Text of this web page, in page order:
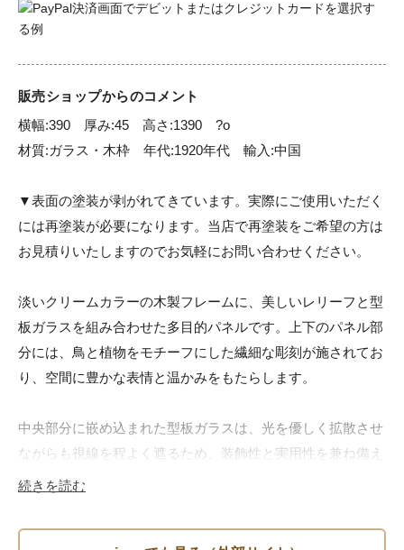
販売ショップからのコメント
横幅:390　厚み:45　高さ:1390　?o
材質:ガラス・木枠　年代:1920年代　輸入:中国
▼表面の塗装が剥がれてきています。実際にご使用いただく
には再塗装が必要になります。当店で再塗装をご希望の方は
お見積りいたしますのでお気軽にお問い合わせください。
淡いクリームカラーの木製フレームに、美しいレリーフと型
板ガラスを組み合わせた多目的パネルです。上下のパネル部
分には、鳥と植物をモチーフにした繊細な彫刻が施されてお
り、空間に豊かな表情と温かみをもたらします。
中央部分に嵌め込まれた型板ガラスは、光を優しく拡散させ
ながらも視線を程よく遮るため、装飾性と実用性を兼ね備え
ています。幾何学的な模様が刻まれたガラスは、日光や照明
続きを読む